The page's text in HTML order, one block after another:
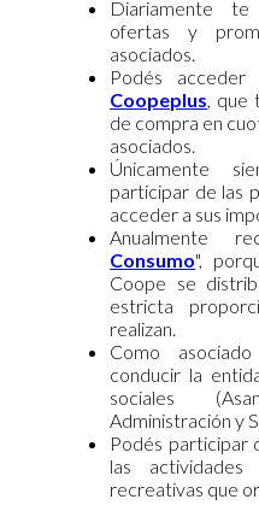
Diariamente te
ofertas y
asociados.
Podés
Coopeplus, que
de compra en
asociados.
Únicamente
participar de las
acceder a sus
Anualmente
Consumo",
Coope se
estricta
realizan.
Como
conducir la
sociales
Administración y
Podés participar
las actividades
recreativas que